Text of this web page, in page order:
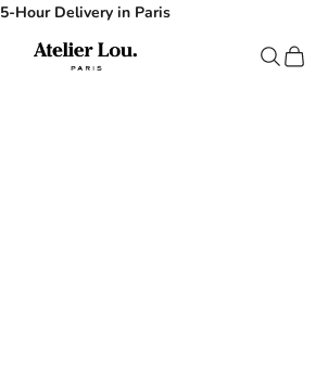
5-Hour Delivery in Paris
atelierlouparis Recherche
Panier